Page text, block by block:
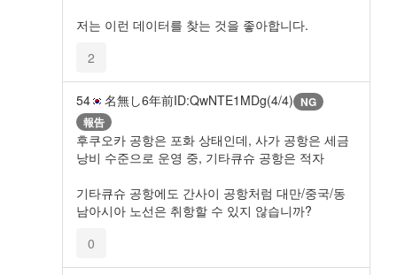
저는 이런 데이터를 찾는 것을 좋아합니다.
2
54 名無し6年前ID:QwNTE1MDg(4/4) NG
報告
후쿠오카 공항은 포화 상태인데, 사가 공항은 세금
낭비 수준으로 운영 중, 기타큐슈 공항은 적자
기타큐슈 공항에도 간사이 공항처럼 대만/중국/동
남아시아 노선은 취항할 수 있지 않습니까?
0